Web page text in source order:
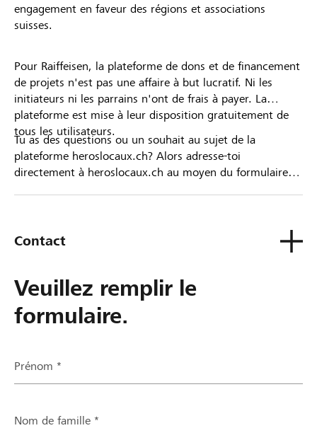
engagement en faveur des régions et associations
suisses.
Pour Raiffeisen, la plateforme de dons et de financement
de projets n'est pas une affaire à but lucratif. Ni les
initiateurs ni les parrains n'ont de frais à payer. La
plateforme est mise à leur disposition gratuitement de
tous les utilisateurs.
Tu as des questions ou un souhait au sujet de la
plateforme heroslocaux.ch? Alors adresse-toi
directement à heroslocaux.ch au moyen du formulaire
Contact
Veuillez remplir le
formulaire.
Prénom *
Nom de famille *